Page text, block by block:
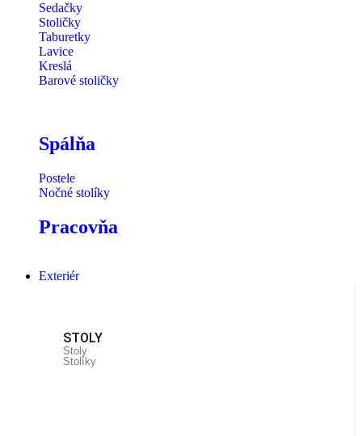
Sedačky
Stoličky
Taburetky
Lavice
Kreslá
Barové stoličky
Spálňa
Postele
Nočné stolíky
Pracovňa
Exteriér
STOLY
Stoly
Stolíky